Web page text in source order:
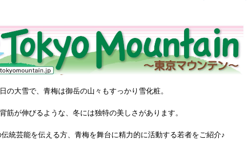
の大雪で、青梅は御岳の山々もすっかり雪化粧。
筋が伸びるような、冬には独特の美しさがあります。
統芸能を伝える方、青梅を舞台に精力的に活動する若者をご紹介♪